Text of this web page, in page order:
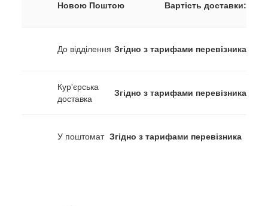
Новою Поштою Вартість доставки:
До відділення Згідно з тарифами перевізника
Кур'єрська
доставка
Згідно з тарифами перевізника
У поштомат Згідно з тарифами перевізника